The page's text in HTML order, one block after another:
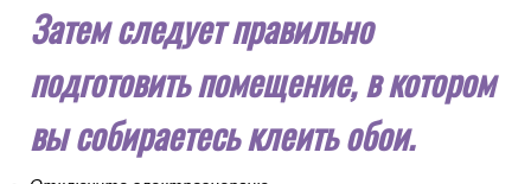
Затем следует правильно
подготовить помещение, в котором
вы собираетесь клеить обои.